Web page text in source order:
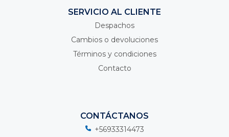
SERVICIO AL CLIENTE
Despachos
Cambios o devoluciones
Términos y condiciones
Contacto
CONTÁCTANOS
+56933314473